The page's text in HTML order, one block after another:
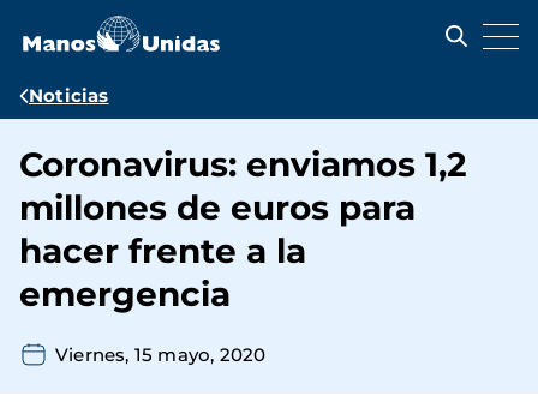
contenido
Ruta
navegación
Noticias
Coronavirus: enviamos 1,2
millones de euros para
hacer frente a la
emergencia
Viernes, 15 mayo, 2020